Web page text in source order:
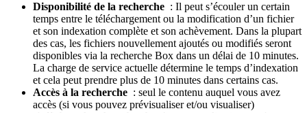
Disponibilité de la recherche : Il peut s’écouler un certain
temps entre le téléchargement ou la modification d’un fichier
et son indexation complète et son achèvement. Dans la plupart
des cas, les fichiers nouvellement ajoutés ou modifiés seront
disponibles via la recherche Box dans un délai de 10 minutes.
La charge de service actuelle détermine le temps d’indexation
et cela peut prendre plus de 10 minutes dans certains cas.
Accès à la recherche : seul le contenu auquel vous avez
accès (si vous pouvez prévisualiser et/ou visualiser)